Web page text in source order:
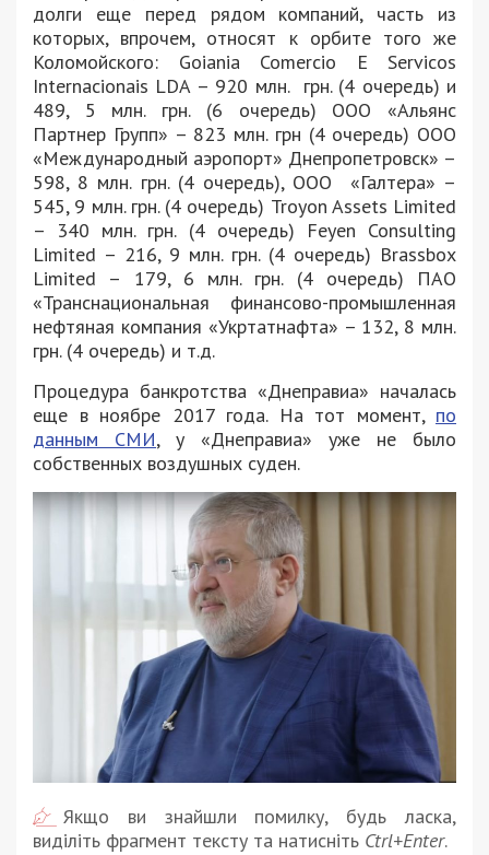
долги еще перед рядом компаний, часть из
которых, впрочем, относят к орбите того же
Коломойского: Goiania Comercio E Servicos
Internacionais LDA – 920 млн. грн. (4 очередь) и
489, 5 млн. грн. (6 очередь) ООО «Альянс
Партнер Групп» – 823 млн. грн (4 очередь) ООО
«Международный аэропорт» Днепропетровск» –
598, 8 млн. грн. (4 очередь), ООО «Галтера» –
545, 9 млн. грн. (4 очередь) Troyon Assets Limited
– 340 млн. грн. (4 очередь) Feyen Consulting
Limited – 216, 9 млн. грн. (4 очередь) Brassbox
Limited – 179, 6 млн. грн. (4 очередь) ПАО
«Транснациональная финансово-промышленная
нефтяная компания «Укртатнафта» – 132, 8 млн.
грн. (4 очередь) и т.д.
Процедура банкротства «Днеправиа» началась
еще в ноябре 2017 года. На тот момент, по
данным СМИ, у «Днеправиа» уже не было
собственных воздушных суден.
Якщо ви знайшли помилку, будь ласка,
виділіть фрагмент тексту та натисніть Ctrl+Enter.